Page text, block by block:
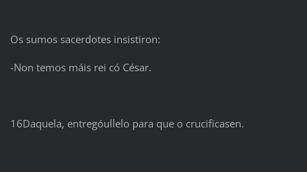
Os sumos sacerdotes insistiron:
-Non temos máis rei có César.
16Daquela, entregóullelo para que o crucificasen.